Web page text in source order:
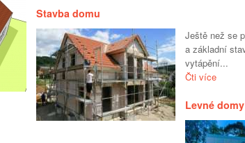
Stavba domu
Ještě než se
a základní
vytápění...
Čti více
Levné